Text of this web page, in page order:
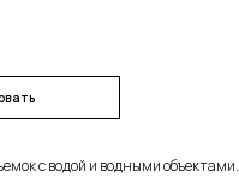
с водой и водными объектами.